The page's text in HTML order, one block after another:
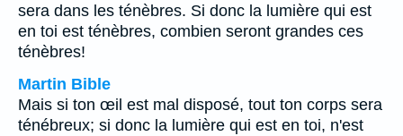
sera dans les ténèbres. Si donc la lumière qui est
en toi est ténèbres, combien seront grandes ces
ténèbres!
Martin Bible
Mais si ton œil est mal disposé, tout ton corps sera
ténébreux; si donc la lumière qui est en toi, n'est